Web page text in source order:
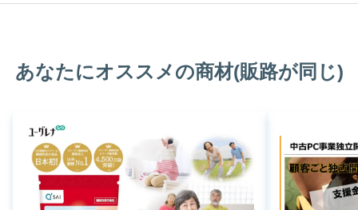
あなたにオススメの商材(販路が同じ)